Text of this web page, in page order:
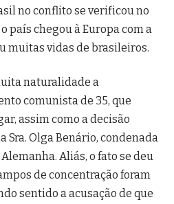
no conflito se verificou no
país chegou à Europa com a
muitas vidas de brasileiros.
naturalidade a
comunista de 35, que
assim como a decisão
Sra. Olga Benário, condenada
Aliás, o fato se deu
de concentração foram
sentido a acusação de que